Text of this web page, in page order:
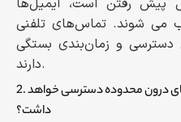
پیش رفتن است، ایمیل‌ها
می شوند. تماس‌های تلفنی
و زمان‌بندی بستگی
دارند.
2. تیم تست نفوذ چگونه به دارایی‌های درون محدوده دسترسی خواهد
داشت؟